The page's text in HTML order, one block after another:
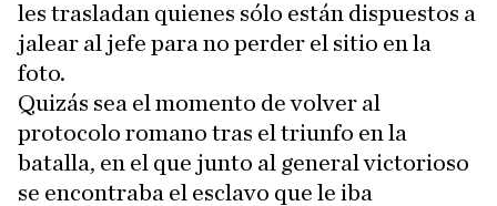
les trasladan quienes sólo están dispuestos a
jalear al jefe para no perder el sitio en la
foto.
Quizás sea el momento de volver al
protocolo romano tras el triunfo en la
batalla, en el que junto al general victorioso
se encontraba el esclavo que le iba